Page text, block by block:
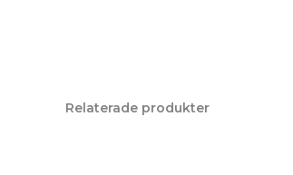
Relaterade produkter